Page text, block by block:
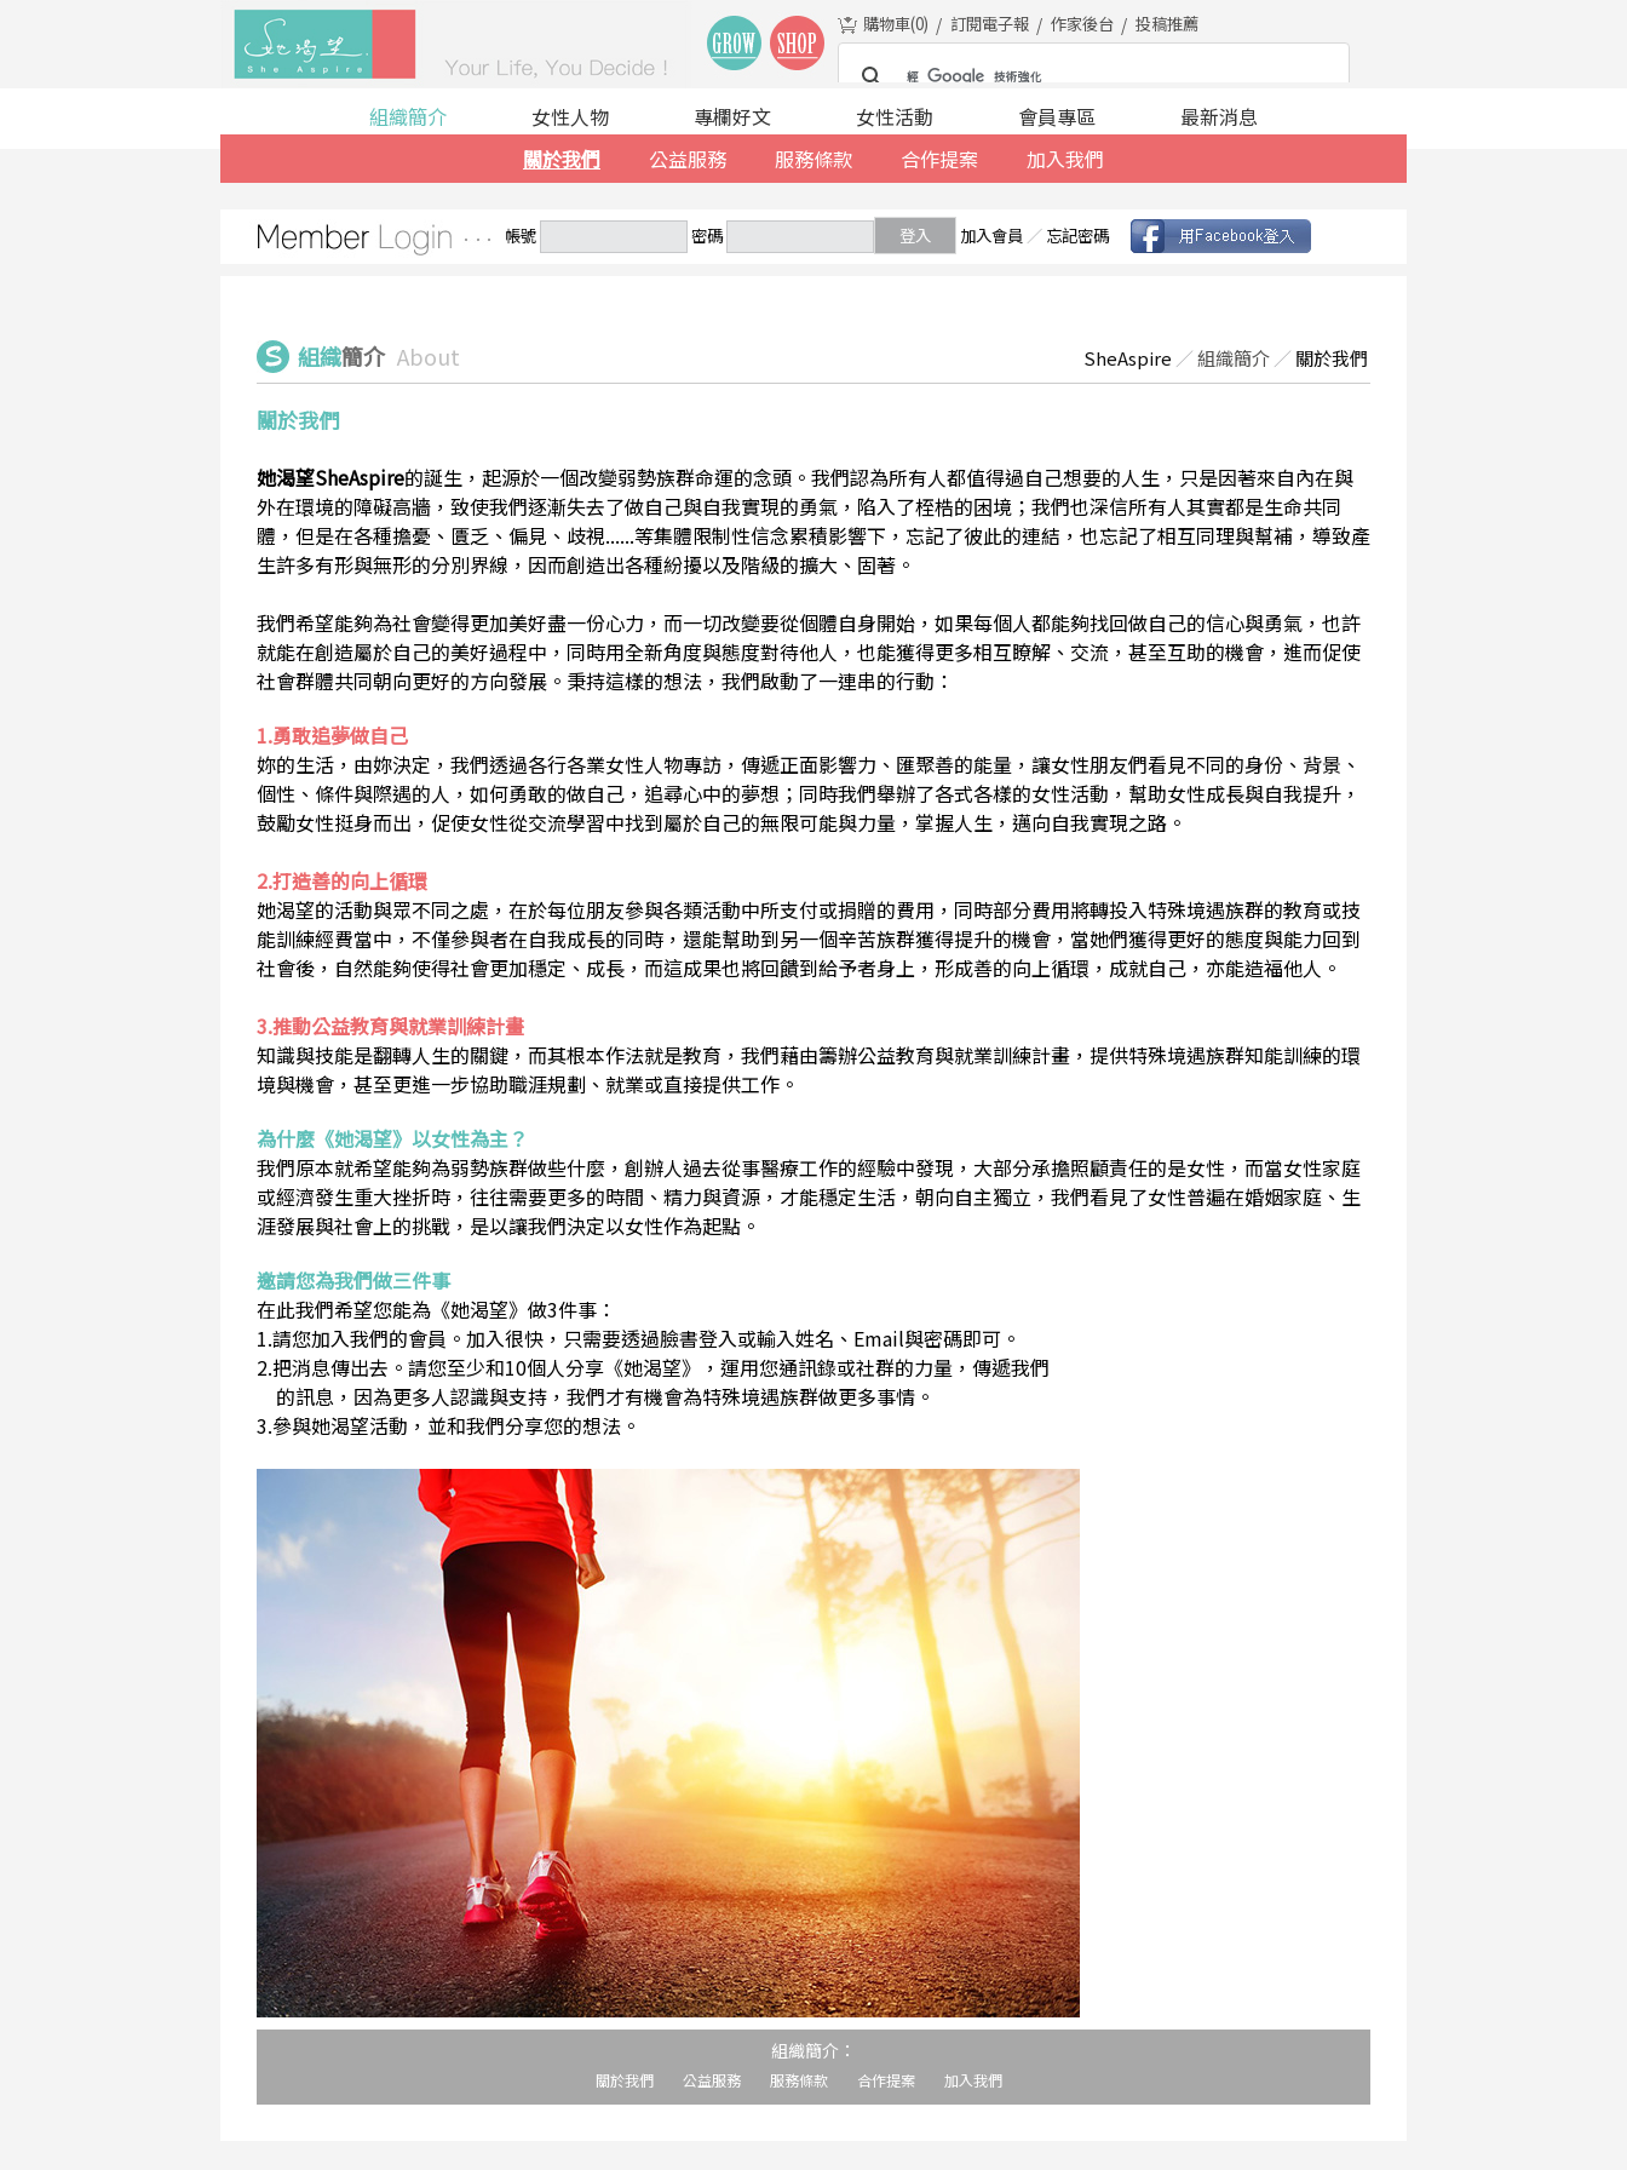
購物車(0) 訂閱電子報 作家後台 投稿推薦
組織簡介
關於我們
公益服務 服務條款 合作提案 加入我們
女性人物 專欄好文 女性活動 會員專區 最新消息
帳號 密碼 登入 加入會員 ／ 忘記密碼
組織簡介 About SheAspire ／組織簡介 ／ 關於我們
關於我們
她渴望SheAspire的誕生，起源於一個改變弱勢族群命運的念頭。我們認為所有人都值得過自己想要的人生，只是因著來自內在與
外在環境的障礙高牆，致使我們逐漸失去了做自己與自我實現的勇氣，陷入了桎梏的困境；我們也深信所有人其實都是生命共同
體，但是在各種擔憂、匱乏、偏見、歧視......等集體限制性信念累積影響下，忘記了彼此的連結，也忘記了相互同理與幫補，導致產
生許多有形與無形的分別界線，因而創造出各種紛擾以及階級的擴大、固著。
我們希望能夠為社會變得更加美好盡一份心力，而一切改變要從個體自身開始，如果每個人都能夠找回做自己的信心與勇氣，也許
就能在創造屬於自己的美好過程中，同時用全新角度與態度對待他人，也能獲得更多相互瞭解、交流，甚至互助的機會，進而促使
社會群體共同朝向更好的方向發展。秉持這樣的想法，我們啟動了一連串的行動：
1.勇敢追夢做自己
妳的生活，由妳決定，我們透過各行各業女性人物專訪，傳遞正面影響力、匯聚善的能量，讓女性朋友們看見不同的身份、背景、
個性、條件與際遇的人，如何勇敢的做自己，追尋心中的夢想；同時我們舉辦了各式各樣的女性活動，幫助女性成長與自我提升，
鼓勵女性挺身而出，促使女性從交流學習中找到屬於自己的無限可能與力量，掌握人生，邁向自我實現之路。
2.打造善的向上循環
她渴望的活動與眾不同之處，在於每位朋友參與各類活動中所支付或捐贈的費用，同時部分費用將轉投入特殊境遇族群的教育或技
能訓練經費當中，不僅參與者在自我成長的同時，還能幫助到另一個辛苦族群獲得提升的機會，當她們獲得更好的態度與能力回到
社會後，自然能夠使得社會更加穩定、成長，而這成果也將回饋到給予者身上，形成善的向上循環，成就自己，亦能造福他人。
3.推動公益教育與就業訓練計畫
知識與技能是翻轉人生的關鍵，而其根本作法就是教育，我們藉由籌辦公益教育與就業訓練計畫，提供特殊境遇族群知能訓練的環
境與機會，甚至更進一步協助職涯規劃、就業或直接提供工作。
為什麼《她渴望》以女性為主？
我們原本就希望能夠為弱勢族群做些什麼，創辦人過去從事醫療工作的經驗中發現，大部分承擔照顧責任的是女性，而當女性家庭
或經濟發生重大挫折時，往往需要更多的時間、精力與資源，才能穩定生活，朝向自主獨立，我們看見了女性普遍在婚姻家庭、生
涯發展與社會上的挑戰，是以讓我們決定以女性作為起點。
邀請您為我們做三件事
在此我們希望您能為《她渴望》做3件事：
1.請您加入我們的會員。加入很快，只需要透過臉書登入或輸入姓名、Email與密碼即可。
2.把消息傳出去。請您至少和10個人分享《她渴望》，運用您通訊錄或社群的力量，傳遞我們
的訊息，因為更多人認識與支持，我們才有機會為特殊境遇族群做更多事情。
3.參與她渴望活動，並和我們分享您的想法。
組織簡介：
關於我們 公益服務 服務條款 合作提案 加入我們